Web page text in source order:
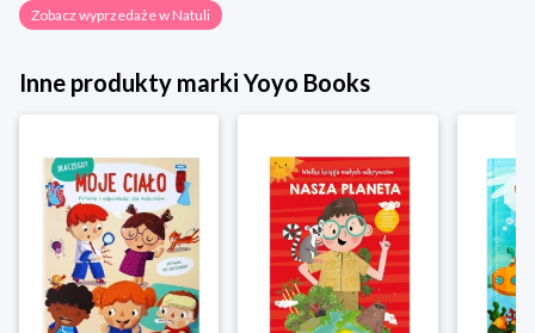
Zobacz wyprzedaże w Natuli
Inne produkty marki Yoyo Books